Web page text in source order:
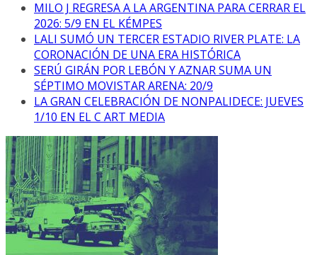
MILO J REGRESA A LA ARGENTINA PARA CERRAR EL
2026: 5/9 EN EL KÉMPES
LALI SUMÓ UN TERCER ESTADIO RIVER PLATE: LA
CORONACIÓN DE UNA ERA HISTÓRICA
SERÚ GIRÁN POR LEBÓN Y AZNAR SUMA UN
SÉPTIMO MOVISTAR ARENA: 20/9
LA GRAN CELEBRACIÓN DE NONPALIDECE: JUEVES
1/10 EN EL C ART MEDIA